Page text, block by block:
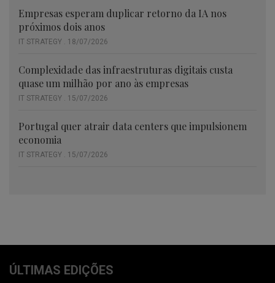
Empresas esperam duplicar retorno da IA nos
próximos dois anos
IT STRATEGY . 18/07/2026
Complexidade das infraestruturas digitais custa
quase um milhão por ano às empresas
IT STRATEGY . 15/07/2026
Portugal quer atrair data centers que impulsionem
economia
IT STRATEGY . 15/07/2026
ÚLTIMAS EDIÇÕES